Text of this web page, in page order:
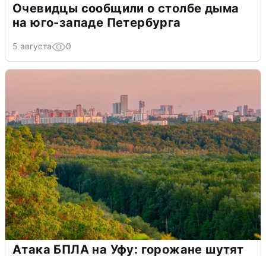
Очевидцы сообщили о столбе дыма
на юго-западе Петербурга
5 августа 0
Атака БПЛА на Уфу: горожане шутят